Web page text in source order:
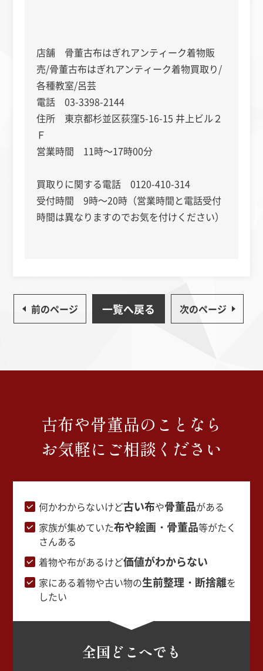
店舗 骨董古布はぎれアンティーク着物販
売/骨董古布はぎれアンティーク着物買取り/
各種教室/呂芸
電話 03-3398-2144
住所 東京都杉並区荻窪5-16-15 井上ビル２
Ｆ
営業時間 11時～17時00分
買取りに関する電話 0120-410-314
受付時間 9時～20時（営業時間と電話受付
時間は異なりますのでお気を付けください）
前のページ 一覧へ戻る 次のページ
古布や骨董品のことなら
お気軽にご相談ください
何かわからないけど古い布や骨董品がある
家族が集めていた布や絵画・骨董品等がたく
さんある
着物や布があるけど価値がわからない
家にある着物や古い物の生前整理・断捨離を
したい
全国どこへでも